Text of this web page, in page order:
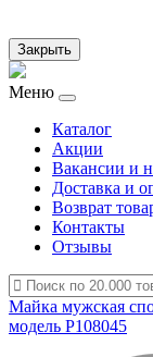
Закрыть
Меню
Каталог
Акции
Вакансии и
Доставка и
Возврат
Контакты
Отзывы
Майка мужская
модель Р108045